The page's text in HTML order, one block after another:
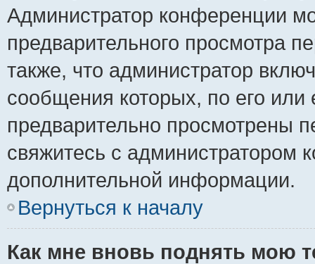
Администратор конференции
предварительного просмотра
также, что администратор
сообщения которых, по его
предварительно просмотрены
свяжитесь с администратором
дополнительной информации.
Вернуться к началу
Как мне вновь поднять мою